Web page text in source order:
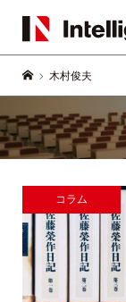
木村俊夫
コラム